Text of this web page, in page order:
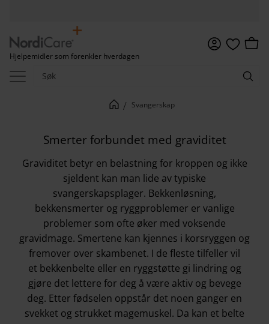
Hjelpemidler som forenkler hverdagen
Favoritter
Svangerskap
Smerter forbundet med graviditet
Graviditet betyr en belastning for kroppen og ikke
sjeldent kan man lide av typiske
svangerskapsplager. Bekkenløsning,
bekkensmerter og ryggproblemer er vanlige
problemer som ofte øker med voksende
gravidmage. Smertene kan kjennes i korsryggen og
fremover over skambenet. I de fleste tilfeller vil
et bekkenbelte eller en ryggstøtte gi lindring og
gjøre det lettere for deg å være aktiv og bevege
deg. Etter fødselen oppstår det noen ganger en
svekket og strukket magemuskel. Da kan et belte